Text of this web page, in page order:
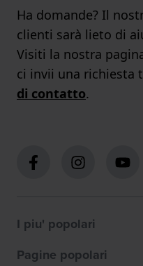
Ha domande? Il
clienti sarà lieto di
Visiti la nostra
ci invii una richiesta
di contatto.
I piu' popolari
Pagine popolari